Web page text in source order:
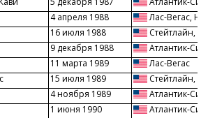
4 апреля 1988 Лас-Вегас,
16 июля 1988 Стейтлайн,
9 декабря 1988 Атлантик-
11 марта 1989 Лас-Вегас
15 июля 1989 Стейтлайн,
4 ноября 1989 Атлантик-
1 июня 1990 Атлантик-